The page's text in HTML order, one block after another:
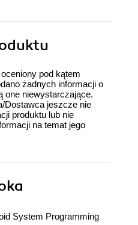
pod kątem
żadnych informacji o
one niewystarczające.
Dostawca jeszcze nie
produktu lub nie
na temat jego
System Programming